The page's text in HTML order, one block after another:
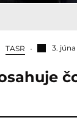
TASR 3.